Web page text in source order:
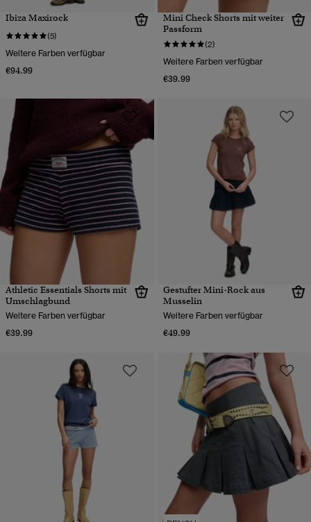
Ibiza Maxirock
(5)
Weitere Farben verfügbar
€94.99
Mini Check Shorts mit weiter
Passform
(2)
Weitere Farben verfügbar
€39.99
Athletic Essentials Shorts mit
Umschlagbund
Weitere Farben verfügbar
€39.99
Gestufter Mini-Rock aus
Musselin
Weitere Farben verfügbar
€49.99